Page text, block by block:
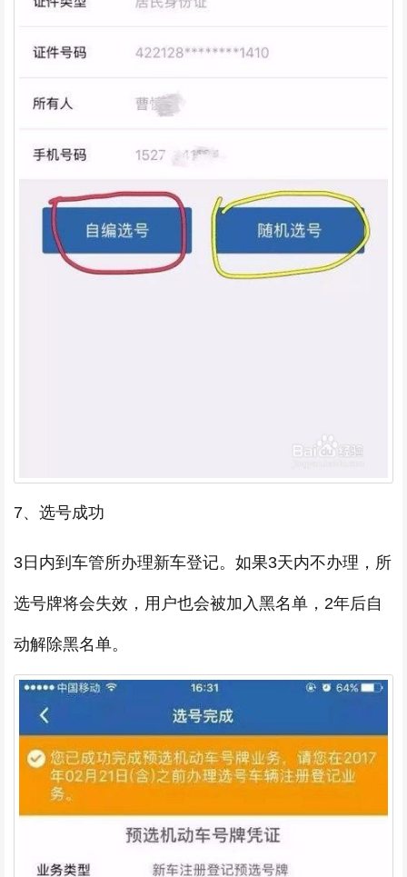
7、选号成功
3日内到车管所办理新车登记。如果3天内不办理，所
选号牌将会失效，用户也会被加入黑名单，2年后自
动解除黑名单。